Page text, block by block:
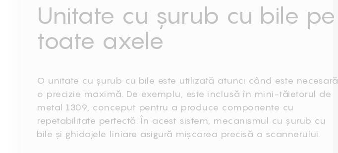
Unitate cu șurub cu bile pe
toate axele
O unitate cu șurub cu bile este utilizată atunci când este necesară
o precizie maximă. De exemplu, este inclusă în mini-tăietorul de
metal 1309, conceput pentru a produce componente cu
repetabilitate perfectă. În acest sistem, mecanismul cu șurub cu
bile și ghidajele liniare asigură mișcarea precisă a scannerului.